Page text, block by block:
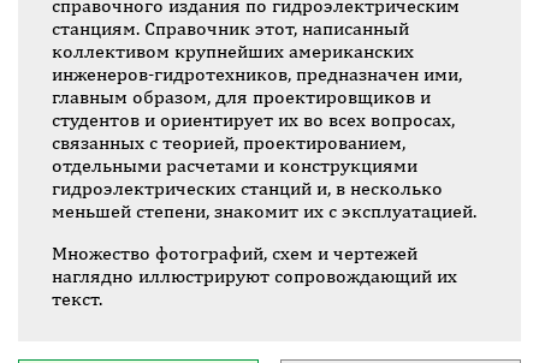
справочного издания по гидроэлектрическим
станциям. Справочник этот, написанный
коллективом крупнейших американских
инженеров-гидротехников, предназначен ими,
главным образом, для проектировщиков и
студентов и ориентирует их во всех вопросах,
связанных с теорией, проектированием,
отдельными расчетами и конструкциями
гидроэлектрических станций и, в несколько
меньшей степени, знакомит их с эксплуатацией.
Множество фотографий, схем и чертежей
наглядно иллюстрируют сопровождающий их
текст.